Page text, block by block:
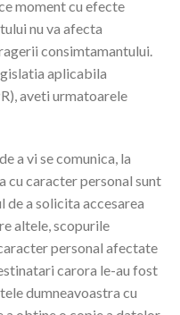
moment cu efecte
nu va afecta
consimtamantului.
aplicabila
aveti urmatoarele
a vi se comunica, la
cu caracter personal sunt
de a solicita accesarea
altele, scopurile
personal afectate
carora le-au fost
dumneavoastra cu